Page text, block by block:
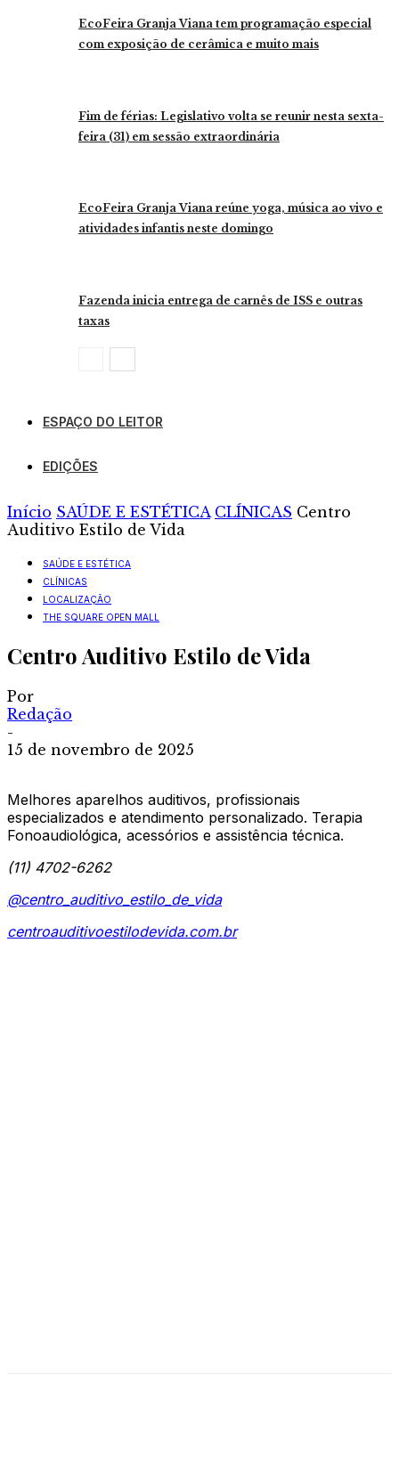
EcoFeira Granja Viana tem programação especial
com exposição de cerâmica e muito mais
Fim de férias: Legislativo volta se reunir nesta sexta-
feira (31) em sessão extraordinária
EcoFeira Granja Viana reúne yoga, música ao vivo e
atividades infantis neste domingo
Fazenda inicia entrega de carnês de ISS e outras
taxas
ESPAÇO DO LEITOR
EDIÇÕES
Início SAÚDE E ESTÉTICA CLÍNICAS Centro
Auditivo Estilo de Vida
SAÚDE E ESTÉTICA
CLÍNICAS
LOCALIZAÇÃO
THE SQUARE OPEN MALL
Centro Auditivo Estilo de Vida
Por
Redação
-
15 de novembro de 2025
Melhores aparelhos auditivos, profissionais
especializados e atendimento personalizado. Terapia
Fonoaudiológica, acessórios e assistência técnica.
(11) 4702-6262
@centro_auditivo_estilo_de_vida
centroauditivoestilodevida.com.br